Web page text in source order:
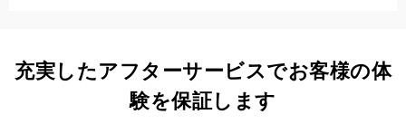
充実したアフターサービスでお客様の体
験を保証します